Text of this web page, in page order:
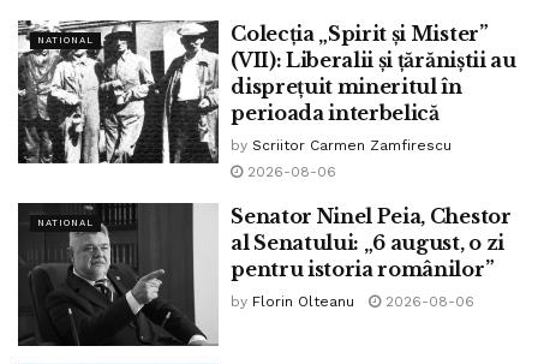
prin atacuri ascunse sub o mască a toleranței și un haștag care
sună „la modă”. Dar ar fi frumos să ne gândim, să visăm la o
Românie civilizată. Ar începe cu niște bun-simț în fiecare. Nu e
mult. Poate, într-o zi, vom înțelege.
David Budicastro divort în educatie
educatie incarcata materie noua minister
ministru pedagogie popor programa revizuire
revolutionar scandalos
NATIONAL
Colecția „Spirit și Mister”
(VII): Liberalii și țărăniștii au
disprețuit mineritul în
perioada interbelică
by Scriitor Carmen Zamfirescu
2026-08-06
NATIONAL
Senator Ninel Peia, Chestor
al Senatului: „6 august, o zi
pentru istoria românilor”
by Florin Olteanu 2026-08-06